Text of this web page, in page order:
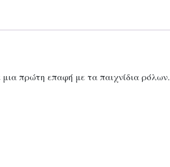
μια πρώτη επαφή με τα παιχνίδια ρόλων.